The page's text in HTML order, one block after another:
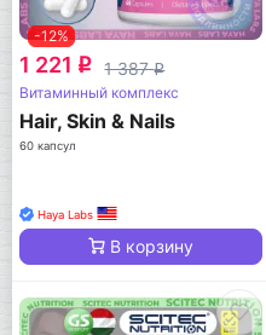
-12%
1 221 q 1 387q
Витаминный комплекс
Hair, Skin & Nails
60 капсул
Haya Labs
В корзину